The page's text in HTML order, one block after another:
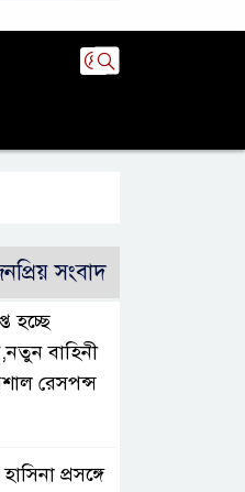
সংবাদ
হচ্ছে
বাহিনী
রেসপন্স
প্রসঙ্গে